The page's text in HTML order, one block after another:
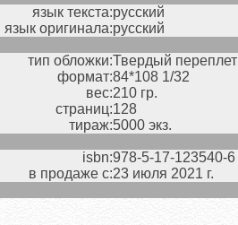
язык текста:русский
язык оригинала:русский
тип обложки:Твердый переплет
формат:84*108 1/32
вес:210 гр.
страниц:128
тираж:5000 экз.
isbn:978-5-17-123540-6
в продаже с:23 июля 2021 г.